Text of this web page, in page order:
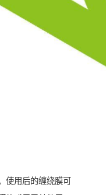
使用后的缠绕膜可